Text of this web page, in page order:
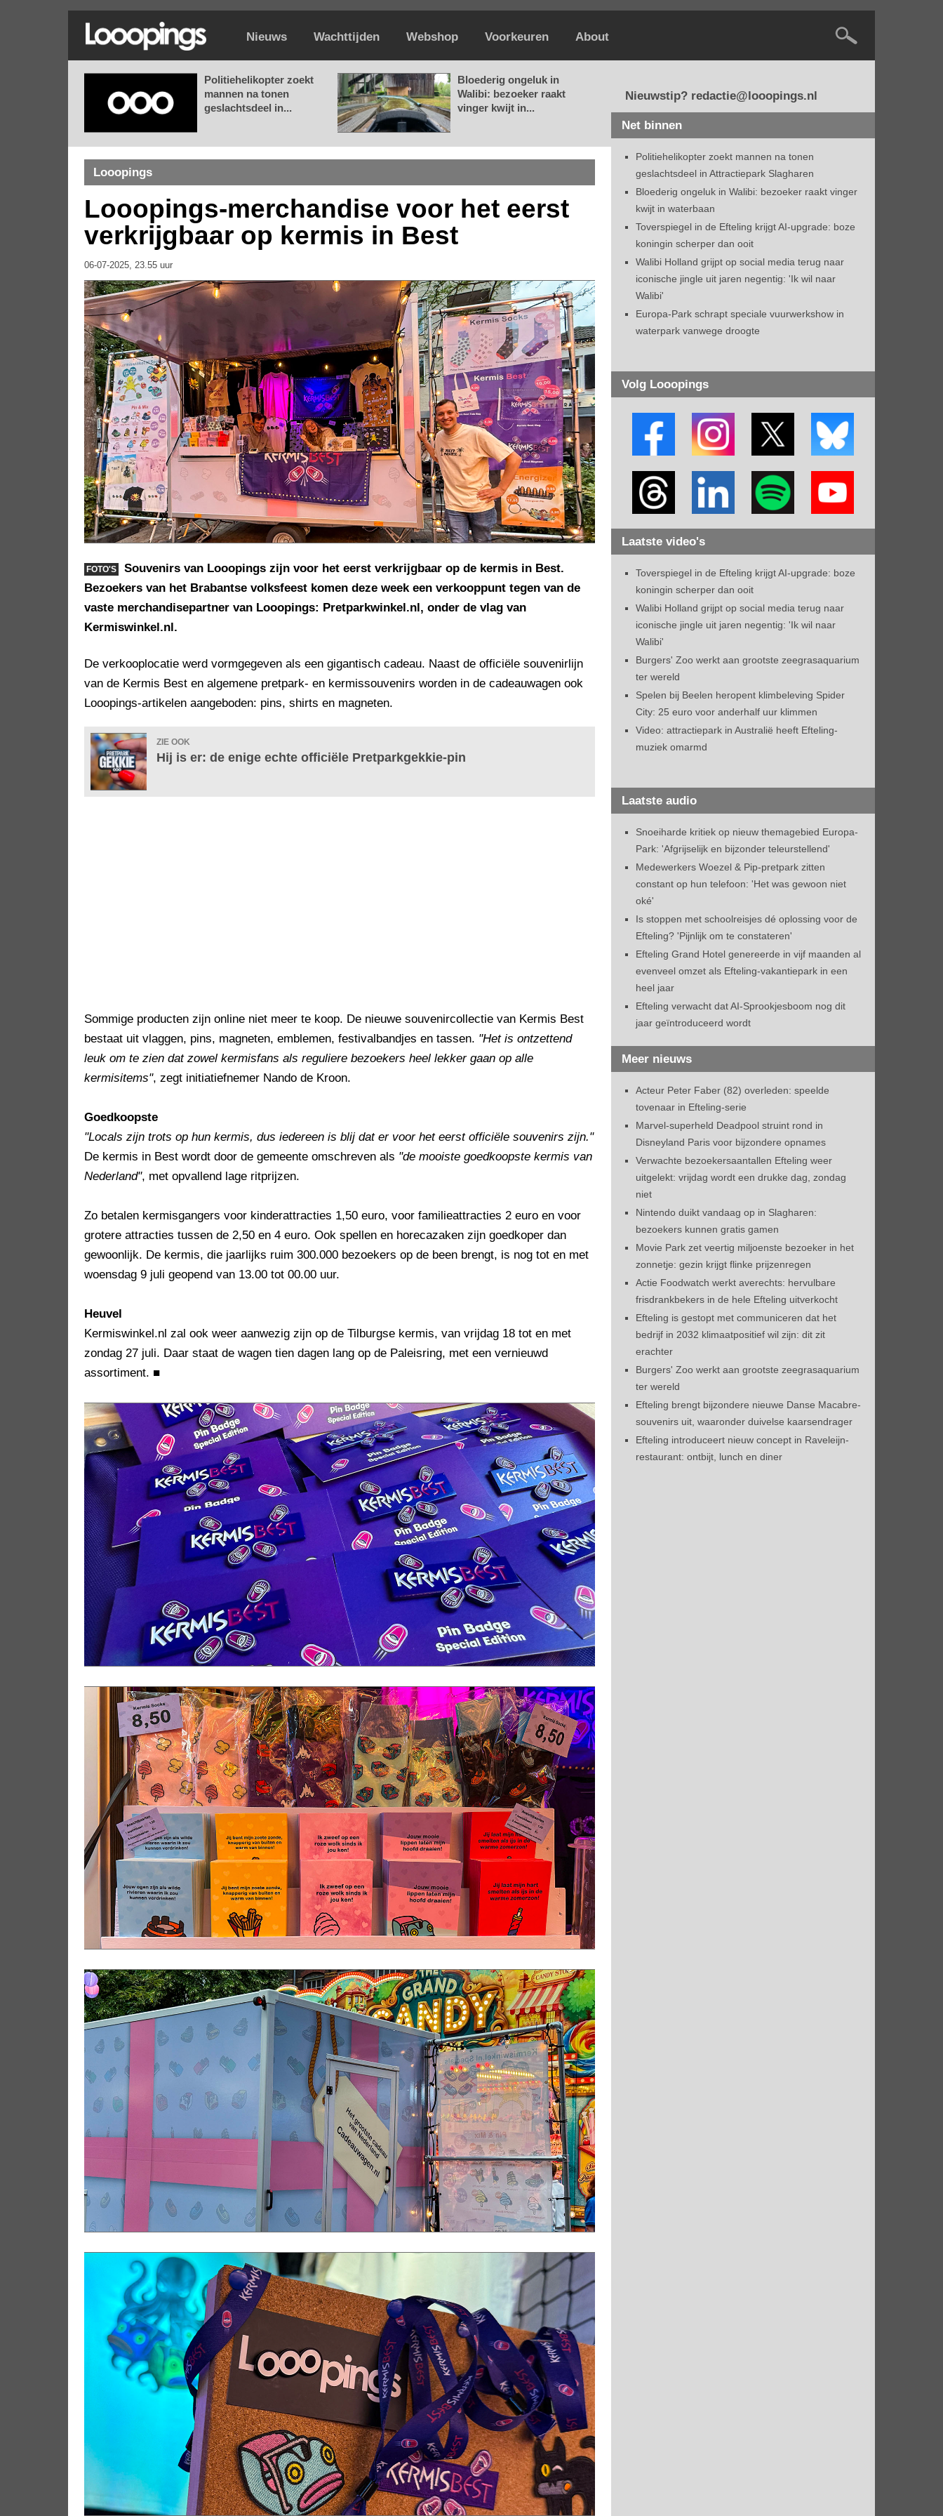
Nieuws Wachttijden Webshop Voorkeuren About
Politiehelikopter zoekt
mannen na tonen
geslachtsdeel in...
Bloederig ongeluk in
Walibi: bezoeker raakt
vinger kwijt in...
Looopings
Looopings-merchandise voor het eerst
verkrijgbaar op kermis in Best
06-07-2025, 23.55 uur
FOTO'S
Souvenirs van Looopings zijn voor het eerst verkrijgbaar op de kermis in Best.
Bezoekers van het Brabantse volksfeest komen deze week een verkooppunt tegen van de
vaste merchandisepartner van Looopings: Pretparkwinkel.nl, onder de vlag van
Kermiswinkel.nl.
De verkooplocatie werd vormgegeven als een gigantisch cadeau. Naast de officiële souvenirlijn
van de Kermis Best en algemene pretpark- en kermissouvenirs worden in de cadeauwagen ook
Looopings-artikelen aangeboden: pins, shirts en magneten.
ZIE OOK
Hij is er: de enige echte officiële Pretparkgekkie-pin
Sommige producten zijn online niet meer te koop. De nieuwe souvenircollectie van Kermis Best
bestaat uit vlaggen, pins, magneten, emblemen, festivalbandjes en tassen. "Het is ontzettend
leuk om te zien dat zowel kermisfans als reguliere bezoekers heel lekker gaan op alle
kermisitems", zegt initiatiefnemer Nando de Kroon.
Goedkoopste
"Locals zijn trots op hun kermis, dus iedereen is blij dat er voor het eerst officiële souvenirs zijn."
De kermis in Best wordt door de gemeente omschreven als "de mooiste goedkoopste kermis van
Nederland", met opvallend lage ritprijzen.
Zo betalen kermisgangers voor kinderattracties 1,50 euro, voor familieattracties 2 euro en voor
grotere attracties tussen de 2,50 en 4 euro. Ook spellen en horecazaken zijn goedkoper dan
gewoonlijk. De kermis, die jaarlijks ruim 300.000 bezoekers op de been brengt, is nog tot en met
woensdag 9 juli geopend van 13.00 tot 00.00 uur.
Heuvel
Kermiswinkel.nl zal ook weer aanwezig zijn op de Tilburgse kermis, van vrijdag 18 tot en met
zondag 27 juli. Daar staat de wagen tien dagen lang op de Paleisring, met een vernieuwd
assortiment. ■
Nieuwstip? redactie@looopings.nl
Net binnen
Politiehelikopter zoekt mannen na tonen
geslachtsdeel in Attractiepark Slagharen
Bloederig ongeluk in Walibi: bezoeker raakt vinger
kwijt in waterbaan
Toverspiegel in de Efteling krijgt AI-upgrade: boze
koningin scherper dan ooit
Walibi Holland grijpt op social media terug naar
iconische jingle uit jaren negentig: 'Ik wil naar
Walibi'
Europa-Park schrapt speciale vuurwerkshow in
waterpark vanwege droogte
Volg Looopings
Laatste video's
Toverspiegel in de Efteling krijgt AI-upgrade: boze
koningin scherper dan ooit
Walibi Holland grijpt op social media terug naar
iconische jingle uit jaren negentig: 'Ik wil naar
Walibi'
Burgers' Zoo werkt aan grootste zeegrasaquarium
ter wereld
Spelen bij Beelen heropent klimbeleving Spider
City: 25 euro voor anderhalf uur klimmen
Video: attractiepark in Australië heeft Efteling-
muziek omarmd
Laatste audio
Snoeiharde kritiek op nieuw themagebied Europa-
Park: 'Afgrijselijk en bijzonder teleurstellend'
Medewerkers Woezel & Pip-pretpark zitten
constant op hun telefoon: 'Het was gewoon niet
oké'
Is stoppen met schoolreisjes dé oplossing voor de
Efteling? 'Pijnlijk om te constateren'
Efteling Grand Hotel genereerde in vijf maanden al
evenveel omzet als Efteling-vakantiepark in een
heel jaar
Efteling verwacht dat AI-Sprookjesboom nog dit
jaar geïntroduceerd wordt
Meer nieuws
Acteur Peter Faber (82) overleden: speelde
tovenaar in Efteling-serie
Marvel-superheld Deadpool struint rond in
Disneyland Paris voor bijzondere opnames
Verwachte bezoekersaantallen Efteling weer
uitgelekt: vrijdag wordt een drukke dag, zondag
niet
Nintendo duikt vandaag op in Slagharen:
bezoekers kunnen gratis gamen
Movie Park zet veertig miljoenste bezoeker in het
zonnetje: gezin krijgt flinke prijzenregen
Actie Foodwatch werkt averechts: hervulbare
frisdrankbekers in de hele Efteling uitverkocht
Efteling is gestopt met communiceren dat het
bedrijf in 2032 klimaatpositief wil zijn: dit zit
erachter
Burgers' Zoo werkt aan grootste zeegrasaquarium
ter wereld
Efteling brengt bijzondere nieuwe Danse Macabre-
souvenirs uit, waaronder duivelse kaarsendrager
Efteling introduceert nieuw concept in Raveleijn-
restaurant: ontbijt, lunch en diner